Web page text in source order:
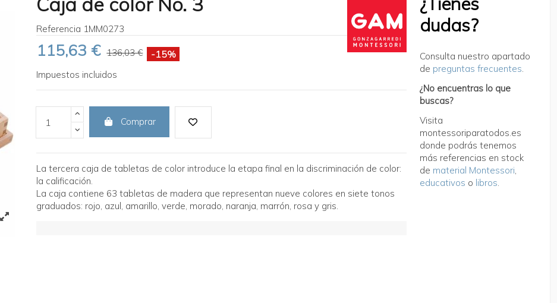
Referencia 1MM0273
115,63 € 136,03 € -15%
Impuestos incluidos
Comprar
La tercera caja de tabletas de color introduce la etapa final en la discriminación de color:
la calificación.
La caja contiene 63 tabletas de madera que representan nueve colores en siete tonos
graduados: rojo, azul, amarillo, verde, morado, naranja, marrón, rosa y gris.
dudas?
Consulta nuestro apartado
de preguntas frecuentes.
¿No encuentras lo que
buscas?
Visita
montessoriparatodos.es
donde podrás tenemos
más referencias en stock
de material Montessori,
educativos o libros.